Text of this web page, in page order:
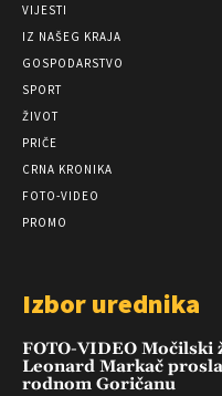
VIJESTI
IZ NAŠEG KRAJA
GOSPODARSTVO
SPORT
ŽIVOT
PRIČE
CRNA KRONIKA
FOTO-VIDEO
PROMO
Izbor urednika
FOTO-VIDEO Močilski
Leonard Markač
rodnom Goričanu